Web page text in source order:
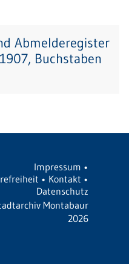
Abmelderegister
Buchstaben
Impressum •
• Kontakt •
Datenschutz
Montabaur
2026